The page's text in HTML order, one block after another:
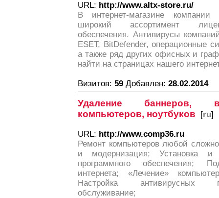
URL: http://www.altx-store.ru/
В интернет-магазине компании
широкий ассортимент
обеспечения. Антивирусы
ESET, BitDefender, операционные
а также ряд других офисных и
найти на страницах нашего
Визитов: 59 Добавлен: 28.02.2014
Удаление баннеров,
компьютеров, ноутбуков [ru]
URL: http://www.comp36.ru
Ремонт компьютеров любой
и модернизация; Установка и
программного обеспечения;
интернета; «Лечение»
Настройка антивирусных
обслуживание;